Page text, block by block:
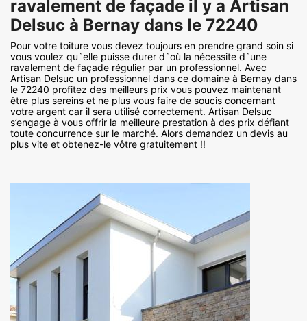
ravalement de façade il y a Artisan
Delsuc à Bernay dans le 72240
Pour votre toiture vous devez toujours en prendre grand soin si
vous voulez qu`elle puisse durer d`où la nécessite d`une
ravalement de façade régulier par un professionnel. Avec
Artisan Delsuc un professionnel dans ce domaine à Bernay dans
le 72240 profitez des meilleurs prix vous pouvez maintenant
être plus sereins et ne plus vous faire de soucis concernant
votre argent car il sera utilisé correctement. Artisan Delsuc
s’engage à vous offrir la meilleure prestation à des prix défiant
toute concurrence sur le marché. Alors demandez un devis au
plus vite et obtenez-le vôtre gratuitement !!